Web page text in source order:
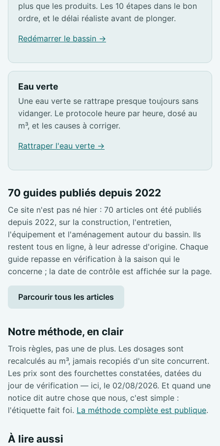
plus que les produits. Les 10 étapes dans le bon
ordre, et le délai réaliste avant de plonger.
Redémarrer le bassin →
Eau verte
Une eau verte se rattrape presque toujours sans
vidanger. Le protocole heure par heure, dosé au
m³, et les causes à corriger.
Rattraper l'eau verte →
70 guides publiés depuis 2022
Ce site n'est pas né hier : 70 articles ont été publiés
depuis 2022, sur la construction, l'entretien,
l'équipement et l'aménagement autour du bassin. Ils
restent tous en ligne, à leur adresse d'origine. Chaque
guide repasse en vérification à la saison qui le
concerne ; la date de contrôle est affichée sur la page.
Parcourir tous les articles
Notre méthode, en clair
Trois règles, pas une de plus. Les dosages sont
recalculés au m³, jamais recopiés d'un site concurrent.
Les prix sont des fourchettes constatées, datées du
jour de vérification — ici, le 02/08/2026. Et quand une
notice dit autre chose que nous, c'est simple :
l'étiquette fait foi. La méthode complète est publique.
À lire aussi